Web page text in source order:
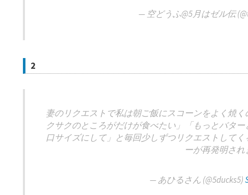
— 空どうふ@5月はゼル伝
2
妻のリクエストで私は朝ご飯にスコーンをよく焼
クサクのところがだけが食べたい」「もっとバタ
口サイズにして」と毎回少しずつリクエストして
ーが再発明され
— あひるさん (@5ducks5)